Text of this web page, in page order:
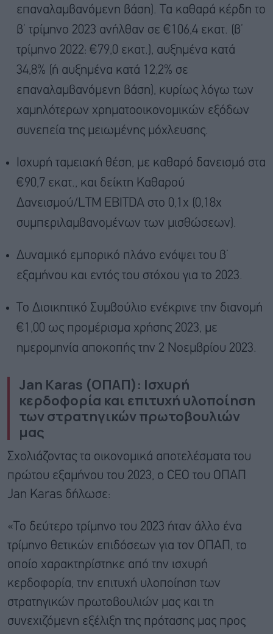
επαναλαμβανόμενη βάση). Τα καθαρά κέρδη το
β’ τρίμηνο 2023 ανήλθαν σε €106,4 εκατ. (β’
τρίμηνο 2022: €79,0 εκατ.), αυξημένα κατά
34,8% (ή αυξημένα κατά 12,2% σε
επαναλαμβανόμενη βάση), κυρίως λόγω των
χαμηλότερων χρηματοοικονομικών εξόδων
συνεπεία της μειωμένης μόχλευσης.
Ισχυρή ταμειακή θέση, με καθαρό δανεισμό στα
€90,7 εκατ., και δείκτη Καθαρού
Δανεισμού/LTM EBITDA στο 0,1x (0,18x
συμπεριλαμβανομένων των μισθώσεων).
Δυναμικό εμπορικό πλάνο ενόψει του β’
εξαμήνου και εντός του στόχου για το 2023.
Το Διοικητικό Συμβούλιο ενέκρινε την διανομή
€1,00 ως προμέρισμα χρήσης 2023, με
ημερομηνία αποκοπής την 2 Νοεμβρίου 2023.
Jan Karas (ΟΠΑΠ): Ισχυρή
κερδοφορία και επιτυχή υλοποίηση
των στρατηγικών πρωτοβουλιών
μας
Σχολιάζοντας τα οικονομικά αποτελέσματα του
πρώτου εξαμήνου του 2023, ο CEO του ΟΠΑΠ
Jan Karas δήλωσε:
«Το δεύτερο τρίμηνο του 2023 ήταν άλλο ένα
τρίμηνο θετικών επιδόσεων για τον ΟΠΑΠ, το
οποίο χαρακτηρίστηκε από την ισχυρή
κερδοφορία, την επιτυχή υλοποίηση των
στρατηγικών πρωτοβουλιών μας και τη
συνεχιζόμενη εξέλιξη της πρότασης μας προς